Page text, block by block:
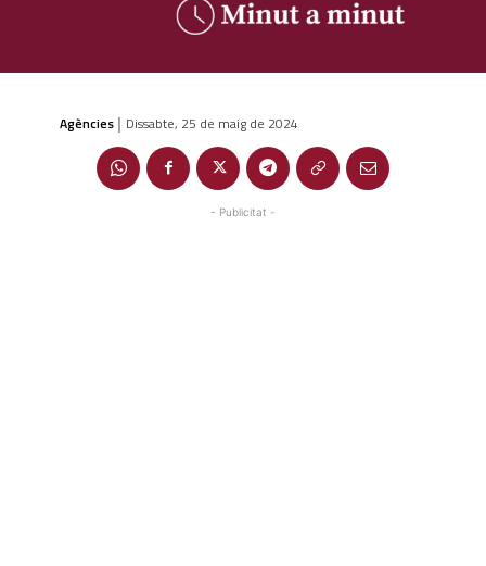
Agències | Dissabte, 25 de maig de 2024
- Publicitat -